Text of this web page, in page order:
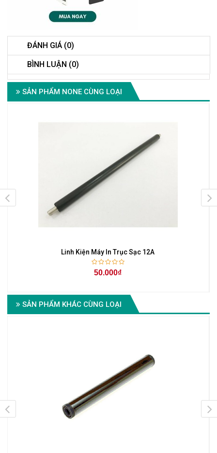
ĐÁNH GIÁ (0)
BÌNH LUẬN (0)
SẢN PHẨM NONE CÙNG LOẠI
Linh Kiện Máy In Trục Sạc 12A
50.000₫
SẢN PHẨM KHÁC CÙNG LOẠI